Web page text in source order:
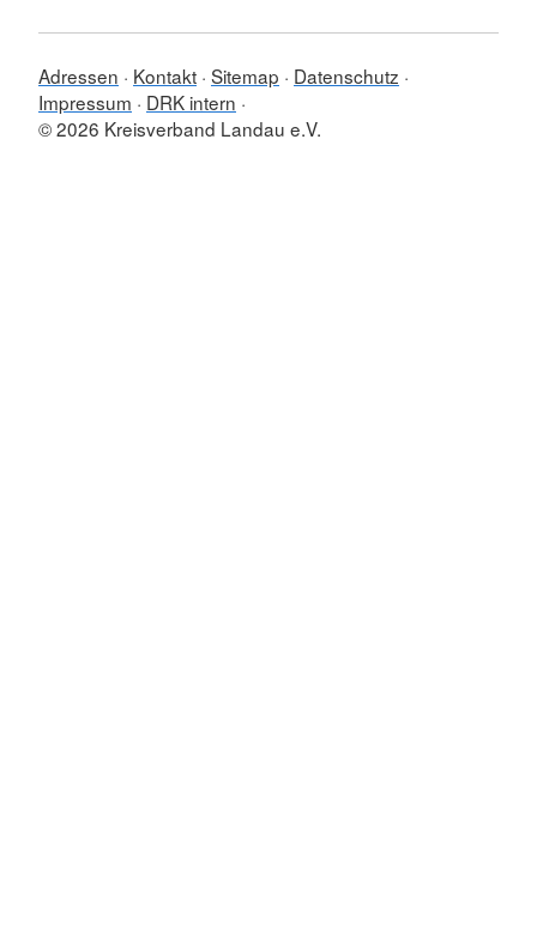
Adressen Kontakt Sitemap
Datenschutz
Impressum
DRK intern
© 2026 Kreisverband Landau e.V.